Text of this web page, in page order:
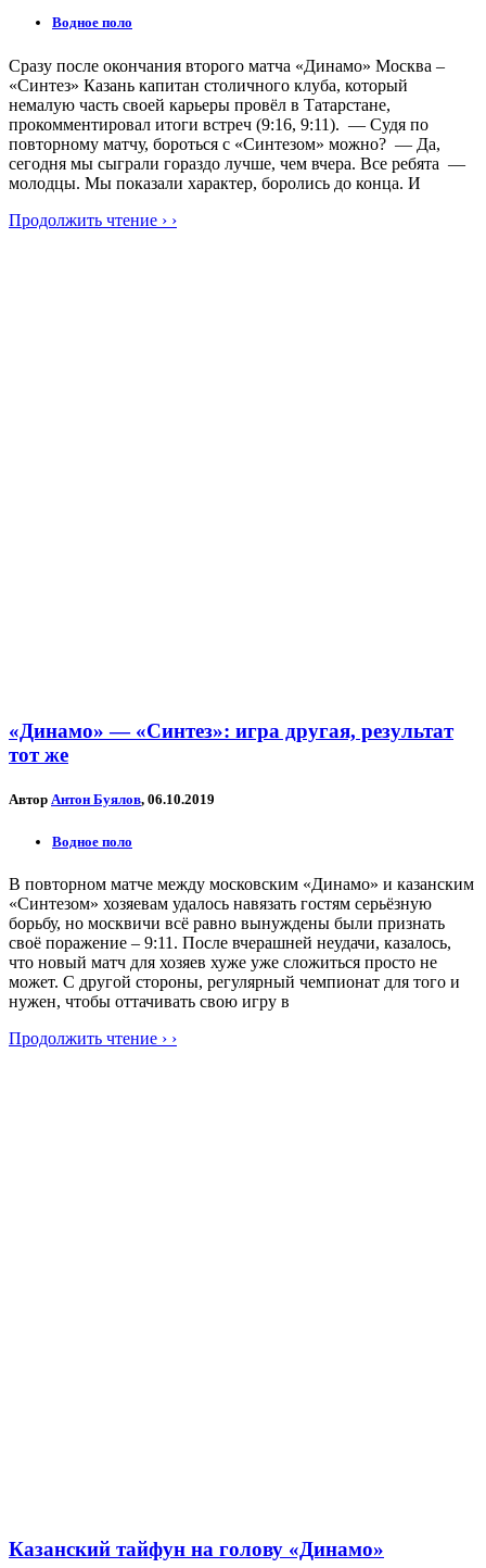
Водное поло
Сразу после окончания второго матча «Динамо» Москва –
«Синтез» Казань капитан столичного клуба, который
немалую часть своей карьеры провёл в Татарстане,
прокомментировал итоги встреч (9:16, 9:11). — Судя по
повторному матчу, бороться с «Синтезом» можно? — Да,
сегодня мы сыграли гораздо лучше, чем вчера. Все ребята —
молодцы. Мы показали характер, боролись до конца. И
Продолжить чтение › ›
«Динамо» — «Синтез»: игра другая, результат
тот же
Автор Антон Буялов, 06.10.2019
Водное поло
В повторном матче между московским «Динамо» и казанским
«Синтезом» хозяевам удалось навязать гостям серьёзную
борьбу, но москвичи всё равно вынуждены были признать
своё поражение – 9:11. После вчерашней неудачи, казалось,
что новый матч для хозяев хуже уже сложиться просто не
может. С другой стороны, регулярный чемпионат для того и
нужен, чтобы оттачивать свою игру в
Продолжить чтение › ›
Казанский тайфун на голову «Динамо»